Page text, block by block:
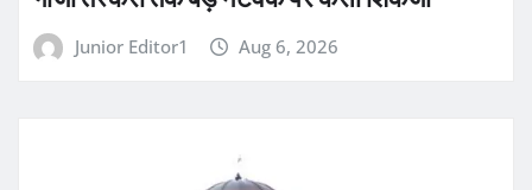
Junior Editor1 Aug 6, 2026